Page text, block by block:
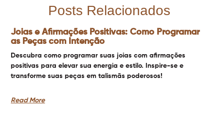
Posts Relacionados
Joias e Afirmações Positivas: Como Programar
as Peças com Intenção
Descubra como programar suas joias com afirmações
positivas para elevar sua energia e estilo. Inspire-se e
transforme suas peças em talismãs poderosos!
Read More